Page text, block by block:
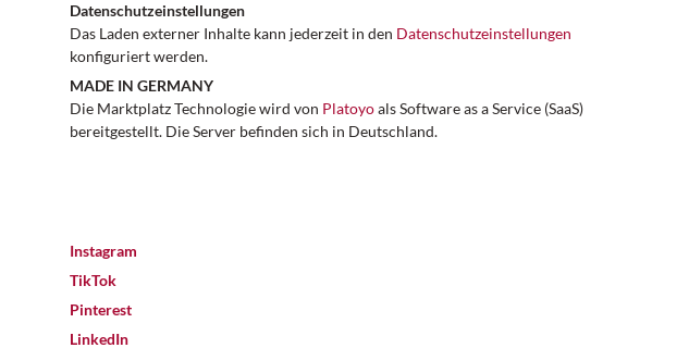
Datenschutzeinstellungen
Das Laden externer Inhalte kann jederzeit in den Datenschutzeinstellungen
konfiguriert werden.
MADE IN GERMANY
Die Marktplatz Technologie wird von Platoyoals Software as a Service (SaaS)
bereitgestellt. Die Server befinden sich in Deutschland.
Instagram
TikTok
Pinterest
LinkedIn